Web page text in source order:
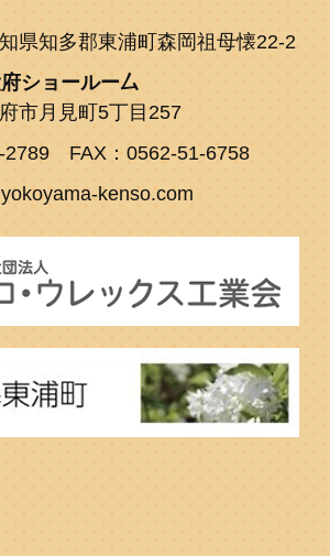
県知多郡東浦町森岡祖母懐22-2
ショールー厶
市月見町5丁目257
2789 FAX：0562-51-6758
kenso.com